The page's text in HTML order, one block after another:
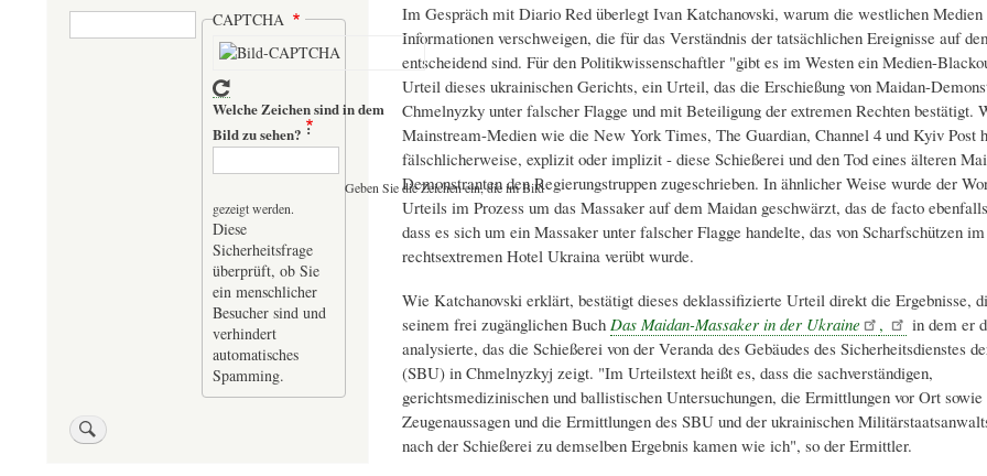
Im Gespräch mit Diario Red überlegt Ivan Katchanovski, warum die westlichen Medien
Informationen verschweigen, die für das Verständnis der tatsächlichen Ereignisse auf
entscheidend sind. Für den Politikwissenschaftler "gibt es im Westen ein Medien-
Urteil dieses ukrainischen Gerichts, ein Urteil, das die Erschießung von Maidan-
Chmelnyzky unter falscher Flagge und mit Beteiligung der extremen Rechten bestätigt.
Mainstream-Medien wie die New York Times, The Guardian, Channel 4 und Kyiv Post
fälschlicherweise, explizit oder implizit - diese Schießerei und den Tod eines älteren
Demonstranten den Regierungstruppen zugeschrieben. In ähnlicher Weise wurde der
Urteils im Prozess um das Massaker auf dem Maidan geschwärzt, das de facto
dass es sich um ein Massaker unter falscher Flagge handelte, das von Scharfschützen im
rechtsextremen Hotel Ukraina verübt wurde.
Wie Katchanovski erklärt, bestätigt dieses deklassifizierte Urteil direkt die Ergebnisse,
seinem frei zugänglichen Buch Das Maidan-Massaker in der Ukraine ,
in dem er
analysierte, das die Schießerei von der Veranda des Gebäudes des Sicherheitsdienstes
(SBU) in Chmelnyzkyj zeigt. "Im Urteilstext heißt es, dass die sachverständigen,
gerichtsmedizinischen und ballistischen Untersuchungen, die Ermittlungen vor Ort sowie
Zeugenaussagen und die Ermittlungen des SBU und der ukrainischen
nach der Schießerei zu demselben Ergebnis kamen wie ich", so der Ermittler.
Suche CAPTCHA
Welche Zeichen sind in dem
Bild zu sehen?
Geben Sie die Zeichen ein, die im Bild
gezeigt werden.
Diese
Sicherheitsfrage
überprüft, ob Sie
ein menschlicher
Besucher sind und
verhindert
automatisches
Spamming.